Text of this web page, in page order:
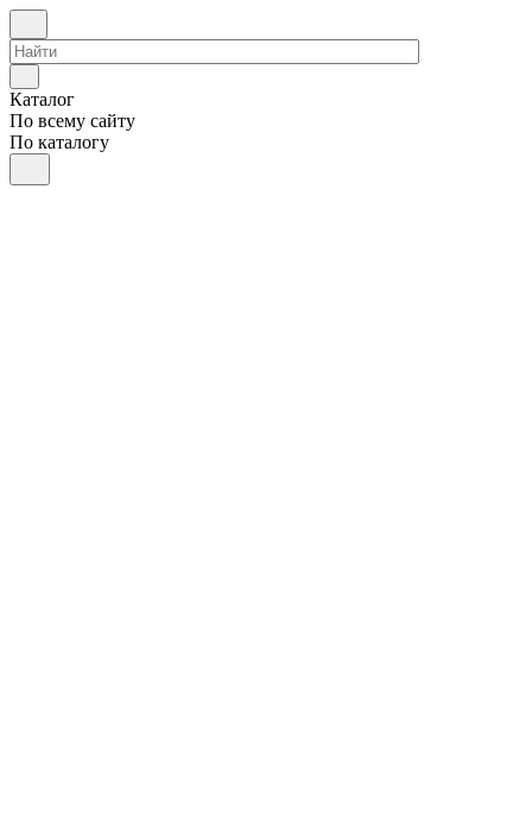
Каталог
По всему сайту
По каталогу